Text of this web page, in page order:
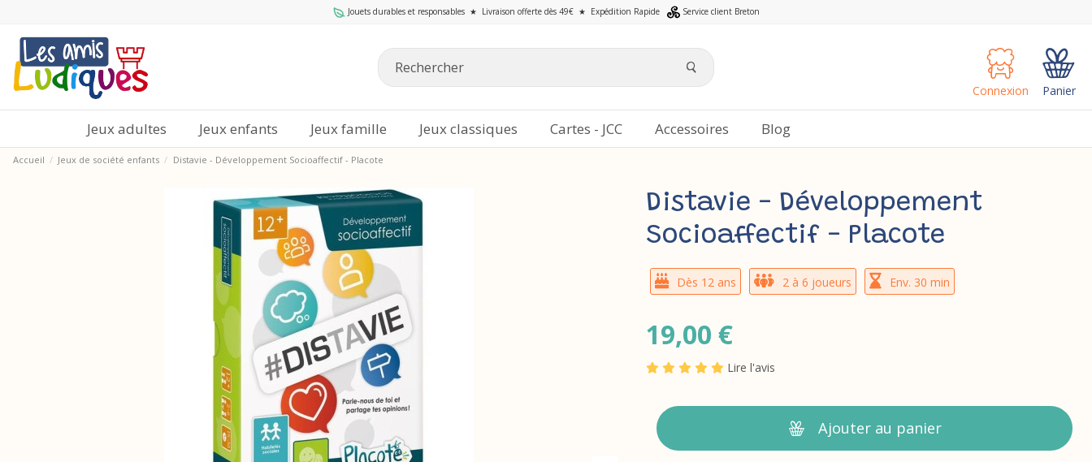
Jouets durables et responsables ★ Livraison offerte dès 49€ ★ Expédition Rapide Service client Breton
Connexion Panier
Jeux adultes Jeux enfants Jeux famille Jeux classiques Cartes - JCC Accessoires Blog
Accueil Jeux de société enfants Distavie - Développement Socioaffectif - Placote
Distavie - Développement
Socioaffectif - Placote
Dès 12 ans 2 à 6 joueurs Env. 30 min
19,00 €
Lire l'avis
Ajouter au panier